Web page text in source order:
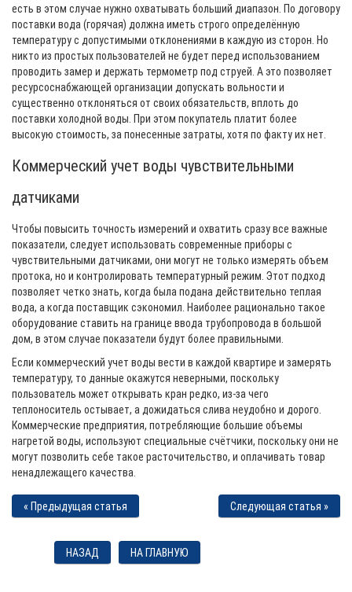
есть в этом случае нужно охватывать больший диапазон. По договору
поставки вода (горячая) должна иметь строго определённую
температуру с допустимыми отклонениями в каждую из сторон. Но
никто из простых пользователей не будет перед использованием
проводить замер и держать термометр под струей. А это позволяет
ресурсоснабжающей организации допускать вольности и
существенно отклоняться от своих обязательств, вплоть до
поставки холодной воды. При этом покупатель платит более
высокую стоимость, за понесенные затраты, хотя по факту их нет.
Коммерческий учет воды чувствительными
датчиками
Чтобы повысить точность измерений и охватить сразу все важные
показатели, следует использовать современные приборы с
чувствительными датчиками, они могут не только измерять объем
протока, но и контролировать температурный режим. Этот подход
позволяет четко знать, когда была подана действительно теплая
вода, а когда поставщик сэкономил. Наиболее рационально такое
оборудование ставить на границе ввода трубопровода в большой
дом, в этом случае показатели будут более правильными.
Если коммерческий учет воды вести в каждой квартире и замерять
температуру, то данные окажутся неверными, поскольку
пользователь может открывать кран редко, из-за чего
теплоноситель остывает, а дожидаться слива неудобно и дорого.
Коммерческие предприятия, потребляющие большие объемы
нагретой воды, используют специальные счётчики, поскольку они не
могут позволить себе такое расточительство, и оплачивать товар
ненадлежащего качества.
« Предыдущая статья Следующая статья »
НАЗАД НА ГЛАВНУЮ